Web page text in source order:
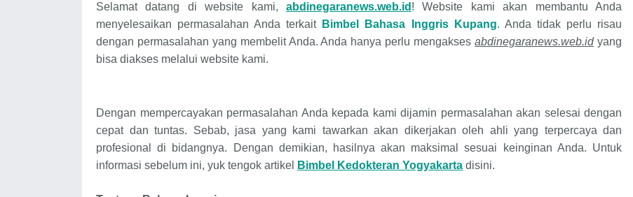
Selamat datang di website kami, abdinegaranews.web.id ! Website kami akan membantu Anda
menyelesaikan permasalahan Anda terkait Bimbel Bahasa InggrisKupang. Anda tidak perlu risau
dengan permasalahan yang membelit Anda. Anda hanya perlu mengaksesabdinegaranews.web.idyang
bisa diakses melalui website kami.
Dengan mempercayakan permasalahan Anda kepada kami dijamin permasalahan akan selesai dengan
cepat dan tuntas. Sebab, jasa yang kami tawarkan akan dikerjakan oleh ahli yang terpercaya dan
profesional di bidangnya. Dengan demikian, hasilnya akan maksimal sesuai keinginan Anda. Untuk
informasi sebelum ini, yuk tengok artikel
Bimbel Kedokteran Yogyakarta disini.